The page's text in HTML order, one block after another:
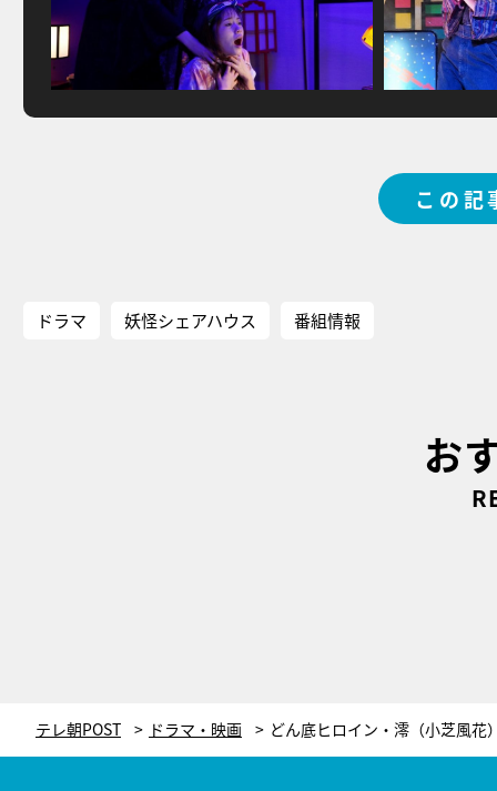
この記
ドラマ 妖怪シェアハウス 番組情報
お
テレ朝POST ドラマ・映画